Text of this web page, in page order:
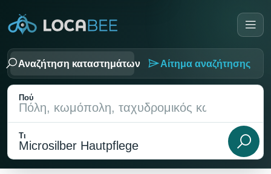
Αναζήτηση καταστημάτων Αίτημα αναζήτησης
Πού
Τι